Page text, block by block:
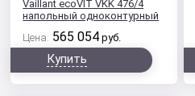
Vaillant ecoVIT VKK 476/4
напольный одноконтурный
Цена: 565 054 руб.
Купить